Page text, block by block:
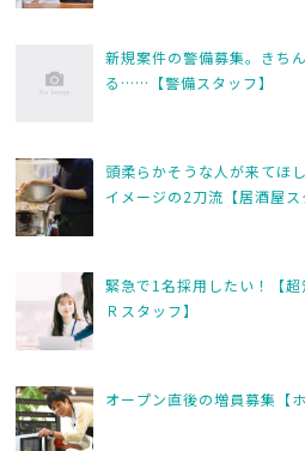
o
k
新規案件の警備募集。きち
る……【警備スタッフ】
頭柔らかそうな人が来て
イメージの2刀流【居酒屋ス
緊急で1名採用したい！【
Ｒスタッフ】
オープン直後の増員募集【